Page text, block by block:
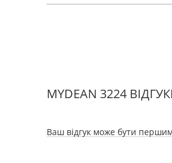
MYDEAN 3224
Ваш відгук може бути